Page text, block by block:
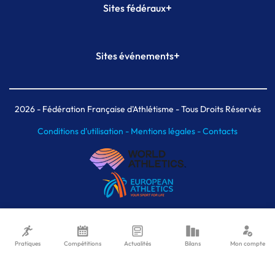
Sites fédéraux+
Plateforme Formation
Sites événements+
Meeting de Paris indoor
MAIF Ekiden de Paris
2026- Fédération Française d'Athlétisme - Tous Droits Réservés
Conditions d'utilisation - Mentions légales -Contacts
Pratiques Compétitions Actualités Bilans Mon compte